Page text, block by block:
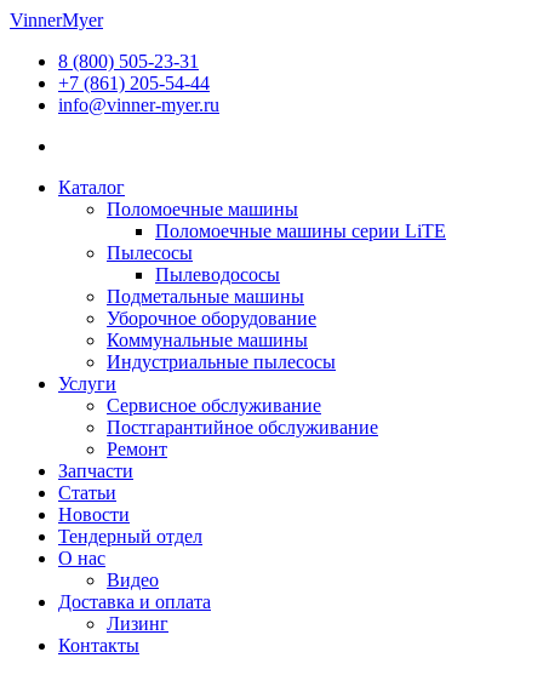
Перейти
содержимому
VinnerMyer
8 (800) 505-23-31
+7 (861) 205-54-44
info@vinner-myer.ru
Каталог
Поломоечные машины
Поломоечные машины серии LiTE
Пылесосы
Пылеводососы
Подметальные машины
Уборочное оборудование
Коммунальные машины
Индустриальные пылесосы
Услуги
Сервисное обслуживание
Постгарантийное обслуживание
Ремонт
Запчасти
Статьи
Новости
Тендерный отдел
О нас
Видео
Доставка и оплата
Лизинг
Контакты